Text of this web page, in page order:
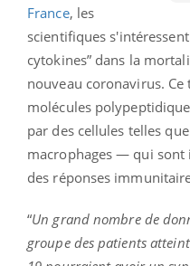
France, les
scientifiques
cytokines” dans la
nouveau coronavirus.
molécules
par des cellules telles
macrophages — qui sont
des réponses
“Un grand nombre de
groupe des patients